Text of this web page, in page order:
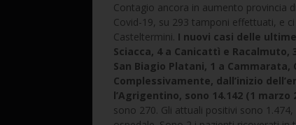
Contagio ancora in aumento provincia
Covid-19, su 293 tamponi effettuati, e
Casteltermini. I nuovi casi delle
Sciacca, 4 a Canicattì e Racalmuto,
San Biagio Platani, 1 a
Complessivamente, dall’inizio
l’Agrigentino, sono 14.142 (1 marzo
sono 270. Gli attuali positivi sono